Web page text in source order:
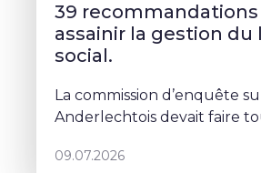
39
assainir la gestion
social.
La commission d’enquête
Anderlechtois devait faire
abîmé la confiance des
09.07.2026